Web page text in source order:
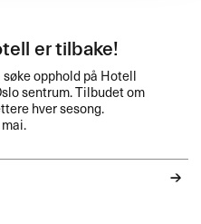
er tilbake!
opphold på Hotell
sentrum. Tilbudet om
hver sesong.